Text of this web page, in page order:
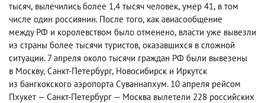
тысяч, вылечились более 1,4 тысяч человек, умер 41, в том
числе один россиянин. После того, как авиасообщение
между РФ и королевством было отменено, власти уже вывезли
из страны более тысячи туристов, оказавшихся в сложной
ситуации. 7 апреля около тысячи граждан РФ были вывезены
в Москву, Санкт-Петербург, Новосибирск и Иркутск
из бангкокского аэропорта Суваннапхум. 10 апреля рейсом
Пхукет — Санкт-Петербург — Москва вылетели 228 российских